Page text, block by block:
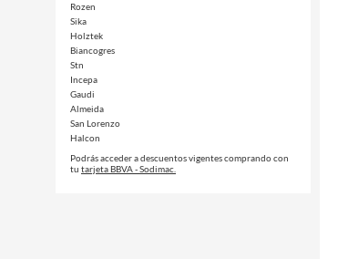
Rozen
Sika
Holztek
Biancogres
Stn
Incepa
Gaudi
Almeida
San Lorenzo
Halcon
Podrás acceder a descuentos vigentes comprando con
tu tarjeta BBVA - Sodimac.